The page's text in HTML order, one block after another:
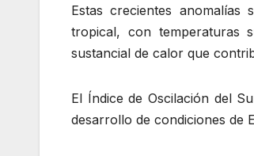
Estas crecientes anomalías
tropical, con temperaturas
sustancial de calor que
El Índice de Oscilación del
desarrollo de condiciones de